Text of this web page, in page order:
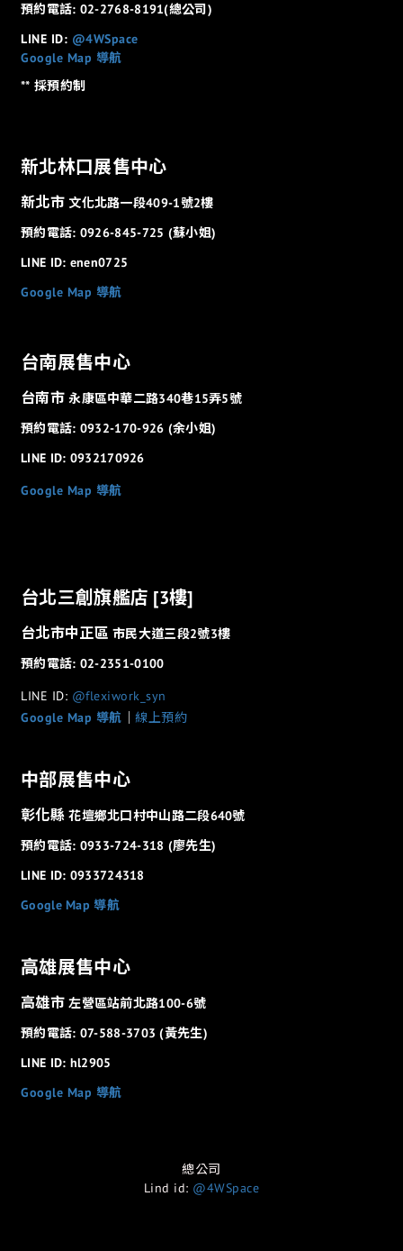
預約電話: 02-2768-8191(總公司)
LINE ID: @4WSpace
Google Map 導航
** 採預約制
新北林口展售中心
新北市 文化北路一段409-1號2樓
預約電話: 0926-845-725 (蘇小姐)
LINE ID: enen0725
Google Map 導航
台南展售中心
台南市永康區中華二路340巷15弄5號
預約電話: 0932-170-926 (余小姐)
LINE ID: 0932170926
Google Map 導航
台北三創旗艦店 [3樓]
台北市中正區市民大道三段2號3樓
預約電話: 02-2351-0100
LINE ID: @flexiwork_syn
Google Map 導航
線上預約
中部展售中心
彰化縣花壇鄉北口村中山路二段640號
預約電話: 0933-724-318 (廖先生)
LINE ID: 0933724318
Google Map 導航
高雄展售中心
高雄市左營區站前北路100-6號
預約電話: 07-588-3703 (黃先生)
LINE ID: hl2905
Google Map 導航
總公司
Lind id: @4WSpace